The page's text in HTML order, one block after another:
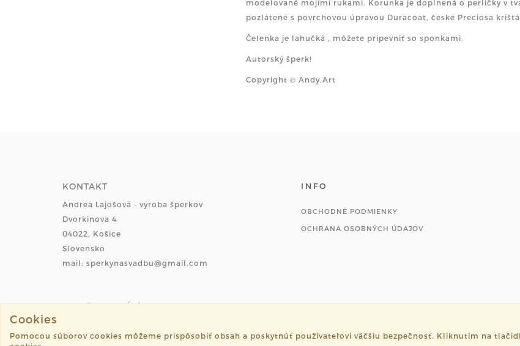
modelované mojimi rukami. Korunka je doplnená o perličky v
pozlátené s povrchovou úpravou Duracoat, české Preciosa
Čelenka je lahučká , môžete pripevniť so sponkami.
Autorský šperk!
Copyright © Andy.Art
KONTAKT
Andrea Lajošová - výroba šperkov
Dvorkinova 4
04022, Košice
Slovensko
mail: sperkynasvadbu@gmail.com
INFO
OBCHODNÉ PODMIENKY
OCHRANA OSOBNÝCH ÚDAJOV
©2026 sperkynasvadbu.sk všetky práva vyhradené.
Cookies
Pomocou súborov cookies môžeme prispôsobiť obsah a poskytnúť používateľovi väčšiu bezpečnosť. Kliknutím na